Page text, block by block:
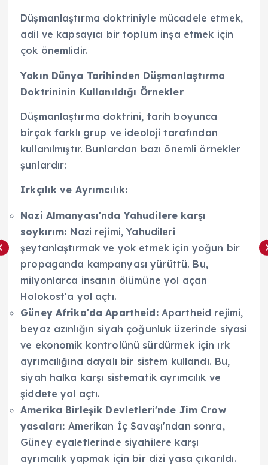
Düşmanlaştırma doktriniyle mücadele etmek,
adil ve kapsayıcı bir toplum inşa etmek için
çok önemlidir.
Yakın Dünya Tarihinden Düşmanlaştırma
Doktrininin Kullanıldığı Örnekler
Düşmanlaştırma doktrini, tarih boyunca
birçok farklı grup ve ideoloji tarafından
kullanılmıştır. Bunlardan bazı önemli örnekler
şunlardır:
Irkçılık ve Ayrımcılık:
Nazi Almanyası'nda Yahudilere karşı
soykırım: Nazi rejimi, Yahudileri
şeytanlaştırmak ve yok etmek için yoğun bir
propaganda kampanyası yürüttü. Bu,
milyonlarca insanın ölümüne yol açan
Holokost'a yol açtı.
Güney Afrika'da Apartheid:Apartheid rejimi,
beyaz azınlığın siyah çoğunluk üzerinde siyasi
ve ekonomik kontrolünü sürdürmek için ırk
ayrımcılığına dayalı bir sistem kullandı. Bu,
siyah halka karşı sistematik ayrımcılık ve
şiddete yol açtı.
Amerika Birleşik Devletleri'nde Jim Crow
yasaları: Amerikan İç Savaşı'ndan sonra,
Güney eyaletlerinde siyahilere karşı
ayrımcılık yapmak için bir dizi yasa çıkarıldı.